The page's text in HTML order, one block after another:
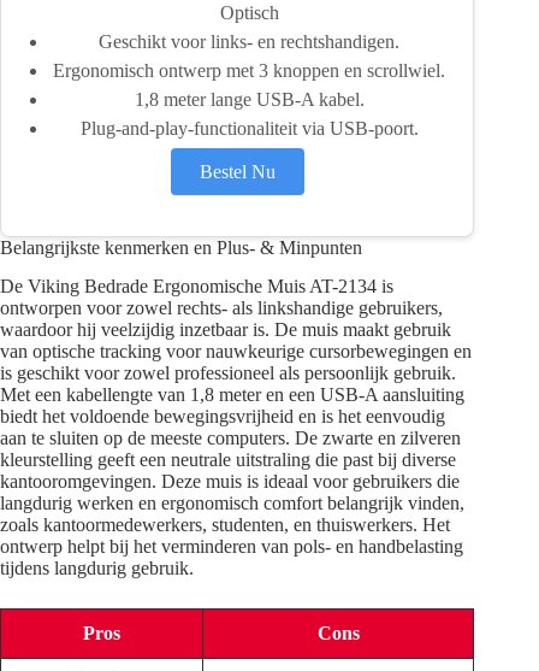
Optisch
Geschikt voor links- en rechtshandigen.
Ergonomisch ontwerp met 3 knoppen en scrollwiel.
1,8 meter lange USB-A kabel.
Plug-and-play-functionaliteit via USB-poort.
Bestel Nu
Belangrijkste kenmerken en Plus- & Minpunten
De Viking Bedrade Ergonomische Muis AT-2134 is
ontworpen voor zowel rechts- als linkshandige gebruikers,
waardoor hij veelzijdig inzetbaar is. De muis maakt gebruik
van optische tracking voor nauwkeurige cursorbewegingen en
is geschikt voor zowel professioneel als persoonlijk gebruik.
Met een kabellengte van 1,8 meter en een USB-A aansluiting
biedt het voldoende bewegingsvrijheid en is het eenvoudig
aan te sluiten op de meeste computers. De zwarte en zilveren
kleurstelling geeft een neutrale uitstraling die past bij diverse
kantooromgevingen. Deze muis is ideaal voor gebruikers die
langdurig werken en ergonomisch comfort belangrijk vinden,
zoals kantoormedewerkers, studenten, en thuiswerkers. Het
ontwerp helpt bij het verminderen van pols- en handbelasting
tijdens langdurig gebruik.
Pros Cons